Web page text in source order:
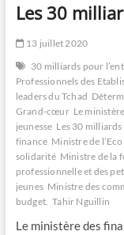
Les 30
13 juillet 2020
30 milliards pour
Professionnels des
leaders du Tchad
Grand-cœur Le
jeunesse Les 30
finance Ministre de
solidarité Ministre de la
professionnelle et des
jeunes Ministre des
budget. Tahir Nguillin
Le ministère des